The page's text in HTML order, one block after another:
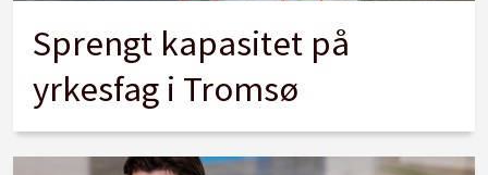
Sprengt kapasitet på
yrkesfag i Tromsø